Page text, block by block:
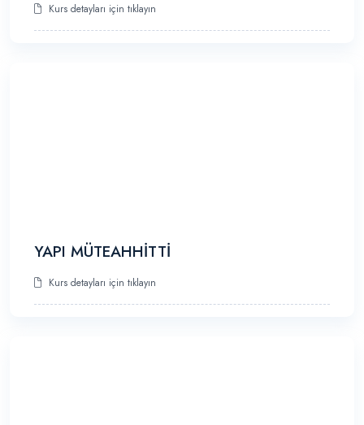
Kurs detayları için tıklayın
YAPI MÜTEAHHİTTİ
Kurs detayları için tıklayın